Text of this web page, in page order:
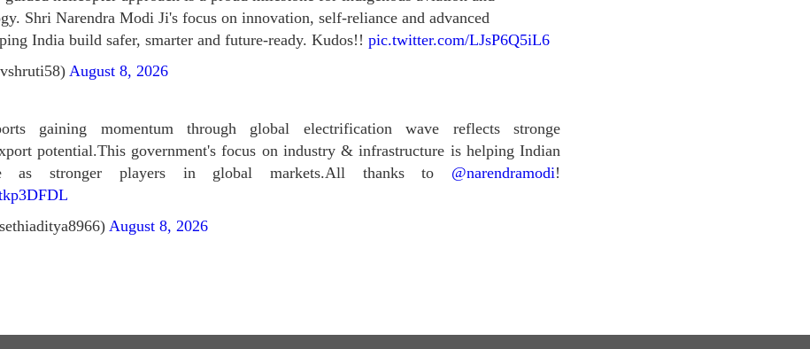
Shri Narendra Modi Ji's focus on innovation, self-reliance and advanced
India build safer, smarter and future-ready. Kudos!! pic.twitter.com/LJsP6Q5iL6
August 8, 2026
gaining momentum through global electrification wave reflects stronge
potential.This government's focus on industry & infrastructure is helping Indian
as stronger players in global markets.All thanks to @narendramodi!
August 8, 2026